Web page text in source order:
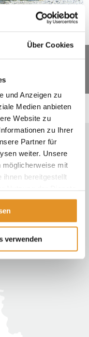
Über Cookies
und Anzeigen zu
Medien anbieten
Website zu
zu Ihrer
Partner für
weiter. Unsere
möglicherweise mit
ihnen bereitgestellt
verwenden